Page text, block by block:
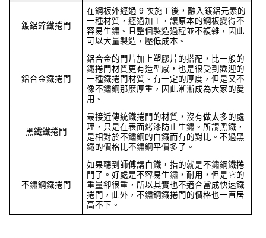
鍍鋁鋅鐵捲門
在鋼板外經過 9 次施工後，融入鍍鋁元素的
一種材質，經過加工，讓原本的鋼板變得不
容易生鏽。且整個製造過程並不複雜，因此
可以大量製造，壓低成本。
鋁合金鐵捲門
鋁合金的門片加上塑膠片的搭配，比一般的
鐵捲門材質更有造型感，也是很受到歡迎的
一種鐵捲門材質。有一定的厚度，但是又不
像不鏽鋼那麼厚重，因此漸漸成為大家的愛
用。
黑鐵鐵捲門
最接近傳統鐵捲門的材質，沒有做太多的處
理，只是在表面烤漆防止生鏽。所謂黑鐵，
是相對於不鏽鋼的白鐵而有的對比。不過黑
鐵的價格比不鏽鋼平價多了。
不鏽鋼鐵捲門
如果聽到師傅講白鐵，指的就是不鏽鋼鐵捲
門了。好處是不容易生鏽，耐用，但是它的
重量卻很重，所以其實也不適合當成快速鐵
捲門，此外，不鏽鋼鐵捲門的價格也一直居
高不下。